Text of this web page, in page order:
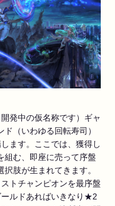
発中の仮名称です）ギャ
（いわゆる回転寿司）
ます。ここでは、獲得し
組む、即座に売って序盤
肢が生まれてきます。
トチャンピオンを最序盤
ルドあればいきなり★2